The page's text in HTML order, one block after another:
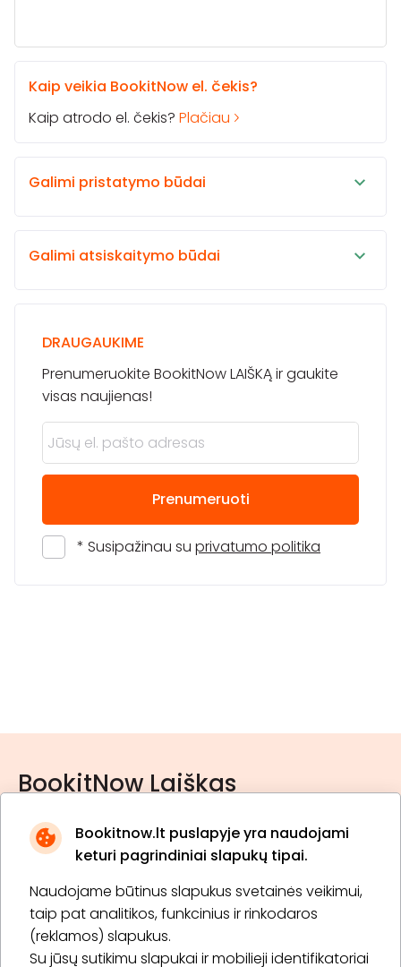
Bookitnow.lt puslapyje yra naudojami
keturi pagrindiniai slapukų tipai.
Naudojame būtinus slapukus svetainės veikimui,
taip pat analitikos, funkcinius ir rinkodaros
(reklamos) slapukus.
Su jūsų sutikimu slapukai ir mobilieji identifikatoriai
Kaip veikia BookitNow el. čekis?
Kaip atrodo el. čekis? Plačiau
Galimi pristatymo būdai
Galimi atsiskaitymo būdai
DRAUGAUKIME
Prenumeruokite BookitNow LAIŠKĄ ir gaukite
visas naujienas!
Prenumeruoti
* Susipažinau su privatumo politika
BookitNow Laiškas
* Susipažinau su privatumo politika
Prenumeruoti